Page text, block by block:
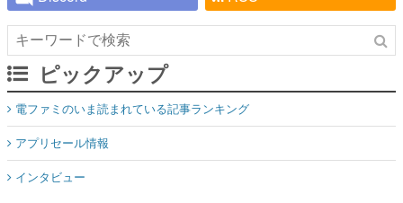
ピックアップ
電ファミのいま読まれている記事ランキング
アプリセール情報
インタビュー